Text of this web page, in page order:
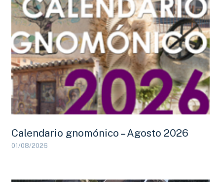
Calendario gnomónico – Agosto 2026
01/08/2026